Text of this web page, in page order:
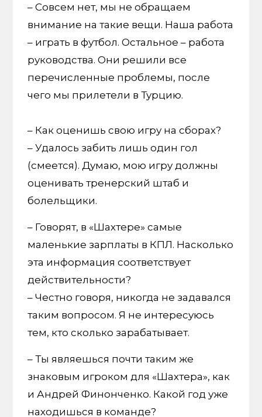
– Совсем нет, мы не обращаем
внимание на такие вещи. Наша работа
– играть в футбол. Остальное – работа
руководства. Они решили все
перечисленные проблемы, после
чего мы прилетели в Турцию.
– Как оценишь свою игру на сборах?
– Удалось забить лишь один гол
(смеется). Думаю, мою игру должны
оценивать тренерский штаб и
болельщики.
– Говорят, в «Шахтере» самые
маленькие зарплаты в КПЛ. Насколько
эта информация соответствует
действительности?
– Честно говоря, никогда не задавался
таким вопросом. Я не интересуюсь
тем, кто сколько зарабатывает.
– Ты являешься почти таким же
знаковым игроком для «Шахтера», как
и Андрей Финонченко. Какой год уже
находишься в команде?